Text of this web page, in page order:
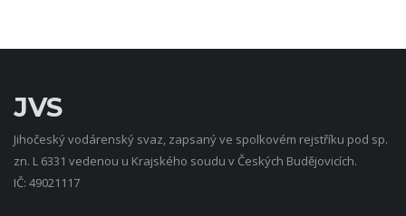
JVS
Jihočeský vodárenský svaz, zapsaný ve spolkovém rejstříku pod sp.
zn. L 6331 vedenou u Krajského soudu v Českých Budějovicích.
IČ: 49021117